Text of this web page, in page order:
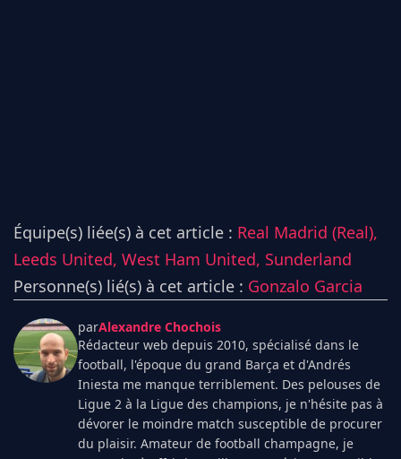
Équipe(s) liée(s) à cet article : Real Madrid (Real),
Leeds United, West Ham United, Sunderland
Personne(s) lié(s) à cet article : Gonzalo Garcia
parAlexandre Chochois
Rédacteur web depuis 2010, spécialisé dans le
football, l'époque du grand Barça et d'Andrés
Iniesta me manque terriblement. Des pelouses de
Ligue 2 à la Ligue des champions, je n'hésite pas à
dévorer le moindre match susceptible de procurer
du plaisir. Amateur de football champagne, je